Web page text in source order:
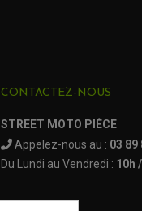
(29 avis)
CONTACTEZ-NOUS
STREET MOTO PIÈCE
Appelez-nous au : 03 89
Du Lundi au Vendredi : 10h